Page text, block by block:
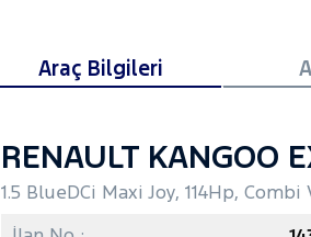
Araç Bilgileri
RENAULT KANGOO
1.5 BlueDCi Maxi Joy, 114Hp, Combi